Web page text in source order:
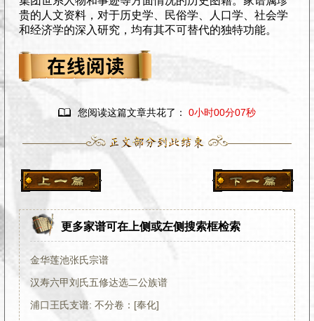
贵的人文资料，对于历史学、民俗学、人口学、社会学
和经济学的深入研究，均有其不可替代的独特功能。
 您阅读这篇文章共花了： 0小时00分08秒
更多家谱可在上侧或左侧搜索框检索
金华莲池张氏宗谱
汉寿六甲刘氏五修达选二公族谱
浦口王氏支谱: 不分卷：[奉化]